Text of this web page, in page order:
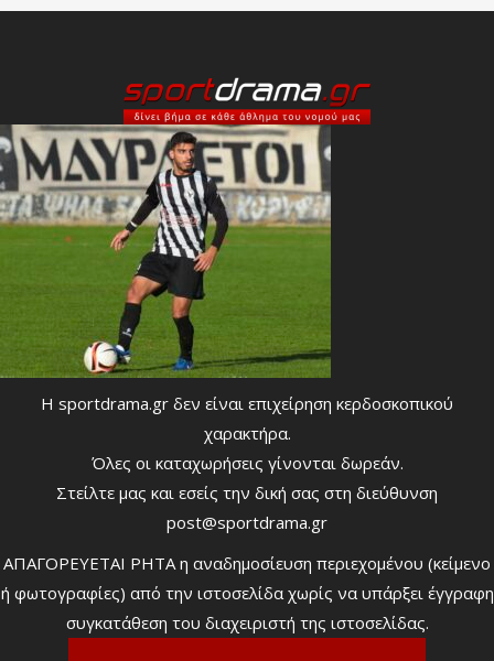
Η sportdrama.gr δεν είναι επιχείρηση κερδοσκοπικού
χαρακτήρα.
Όλες οι καταχωρήσεις γίνονται δωρεάν.
Στείλτε μας και εσείς την δική σας στη διεύθυνση
post@sportdrama.gr
ΑΠΑΓΟΡΕΥΕΤΑΙ ΡΗΤΑ η αναδημοσίευση περιεχομένου (κείμενο
ή φωτογραφίες) από την ιστοσελίδα χωρίς να υπάρξει έγγραφη
συγκατάθεση του διαχειριστή της ιστοσελίδας.